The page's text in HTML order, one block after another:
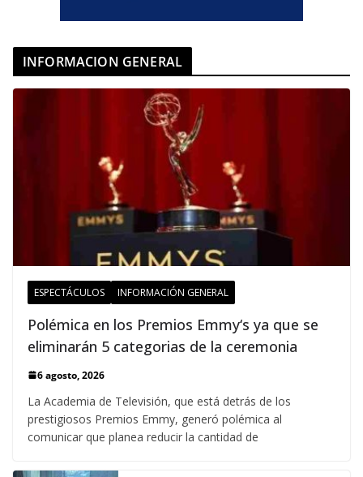
INFORMACION GENERAL
ESPECTÁCULOS INFORMACIÓN GENERAL
Polémica en los Premios Emmy‘s ya que se
eliminarán 5 categorias de la ceremonia
6 agosto, 2026
La Academia de Televisión, que está detrás de los
prestigiosos Premios Emmy, generó polémica al
comunicar que planea reducir la cantidad de